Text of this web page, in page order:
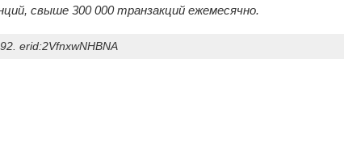
свыше 300 000 транзакций ежемесячно.
erid:2VfnxwNHBNA